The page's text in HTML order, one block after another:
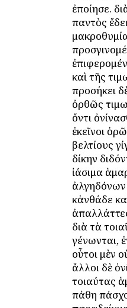
ἐποίησε.
παντὸς
καὶ τῆς
προσήκει
ὀρθῶς
ὄντι
ἐκεῖνοι
βελτίους
δίκην
ἰάσιμα
ἀλγηδόνων
κἀνθάδε
διὰ τὰ
γένωνται,
οὗτοι μὲν
ἄλλοι δὲ
τοιαύτας
πάθη